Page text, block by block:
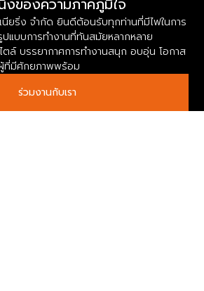
งของความภาคภูมิใจ
นียริ่ง จำกัด ยินดีต้อนรับทุกท่านที่มีไฟในการ
ปแบบการทำงานที่ทันสมัยหลากหลาย
ล์ บรรยากาศการทำงานสนุก อบอุ่น โอกาส
ที่มีศักยภาพพร้อม
ร่วมงานกับเรา